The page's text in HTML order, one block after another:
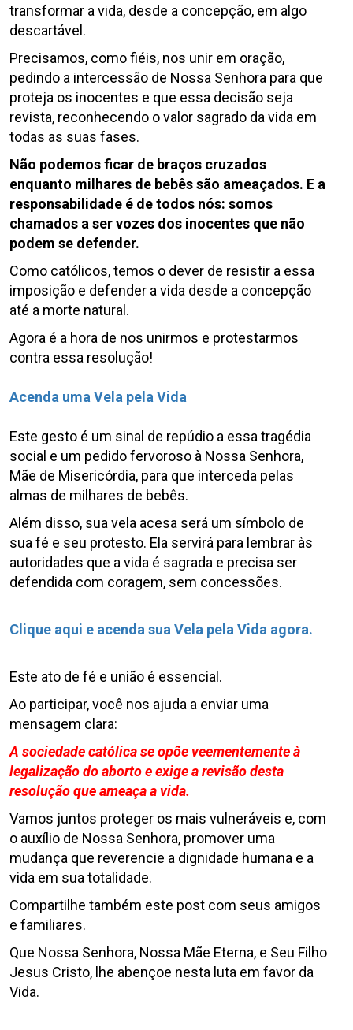
transformar a vida, desde a concepção, em algo
descartável.
Precisamos, como fiéis, nos unir em oração,
pedindo a intercessão de Nossa Senhora para que
proteja os inocentes e que essa decisão seja
revista, reconhecendo o valor sagrado da vida em
todas as suas fases.
Não podemos ficar de braços cruzados
enquanto milhares de bebês são ameaçados. E a
responsabilidade é de todos nós: somos
chamados a ser vozes dos inocentes que não
podem se defender.
Como católicos, temos o dever de resistir a essa
imposição e defender a vida desde a concepção
até a morte natural.
Agora é a hora de nos unirmos e protestarmos
contra essa resolução!
Acenda uma Vela pela Vida
Este gesto é um sinal de repúdio a essa tragédia
social e um pedido fervoroso à Nossa Senhora,
Mãe de Misericórdia, para que interceda pelas
almas de milhares de bebês.
Além disso, sua vela acesa será um símbolo de
sua fé e seu protesto. Ela servirá para lembrar às
autoridades que a vida é sagrada e precisa ser
defendida com coragem, sem concessões.
Clique aqui e acenda sua Vela pela Vida agora.
Este ato de fé e união é essencial.
Ao participar, você nos ajuda a enviar uma
mensagem clara:
A sociedade católica se opõe veementemente à
legalização do aborto e exige a revisão desta
resolução que ameaça a vida.
Vamos juntos proteger os mais vulneráveis e, com
o auxílio de Nossa Senhora, promover uma
mudança que reverencie a dignidade humana e a
vida em sua totalidade.
Compartilhe também este post com seus amigos
e familiares.
Que Nossa Senhora, Nossa Mãe Eterna, e Seu Filho
Jesus Cristo, lhe abençoe nesta luta em favor da
Vida.